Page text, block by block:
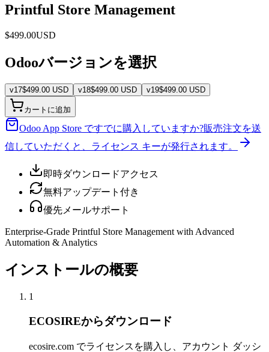
Printful Store Management
$499.00USD
Odooバージョンを選択
v17$499.00 USD v18$499.00 USD v19$499.00 USD
カートに追加
Odoo App Store ですでに購入していますか?販売注文を送
信していただくと、ライセンス キーが発行されます。
即時ダウンロードアクセス
無料アップデート付き
優先メールサポート
Enterprise-Grade Printful Store Management with Advanced
Automation & Analytics
インストールの概要
1
ECOSIREからダウンロード
ecosire.com でライセンスを購入し、アカウント ダッシ